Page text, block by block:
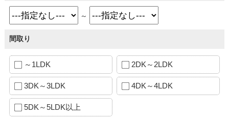
～
間取り
～1LDK 2DK～2LDK
3DK～3LDK 4DK～4LDK
5DK～5LDK以上